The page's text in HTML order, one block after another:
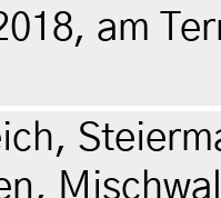
am